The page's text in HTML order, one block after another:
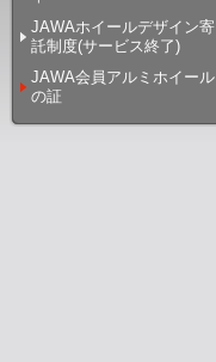
JAWAホイールデザイン寄
託制度(サービス終了)
JAWA会員アルミホイール
の証